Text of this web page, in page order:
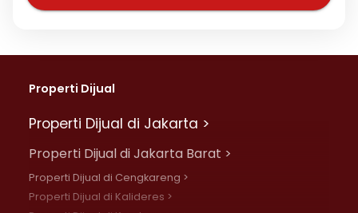
Properti Dijual
Properti Dijual di Jakarta >
Properti Dijual di Jakarta Barat >
Properti Dijual di Cengkareng >
Properti Dijual di Kalideres >